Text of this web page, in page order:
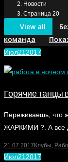
Новости
Страница 20
View all
команда
Июл21 2017
Горячие
Переживаешь, что
ЖАРКИМИ ?. А все
21.07.2017 Клубы,
Июл21 2017